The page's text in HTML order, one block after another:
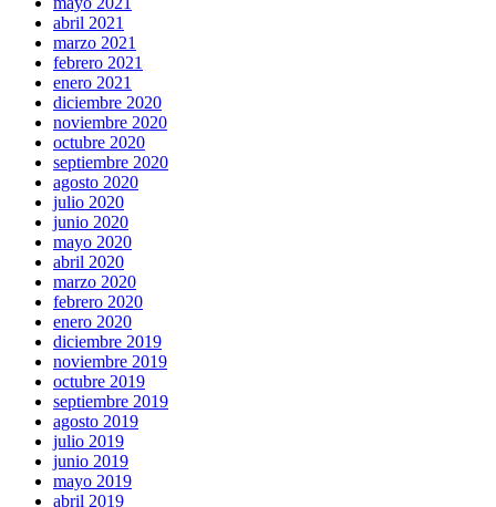
abril 2021
marzo 2021
febrero 2021
enero 2021
diciembre 2020
noviembre 2020
octubre 2020
septiembre 2020
agosto 2020
julio 2020
junio 2020
mayo 2020
abril 2020
marzo 2020
febrero 2020
enero 2020
diciembre 2019
noviembre 2019
octubre 2019
septiembre 2019
agosto 2019
julio 2019
junio 2019
mayo 2019
abril 2019